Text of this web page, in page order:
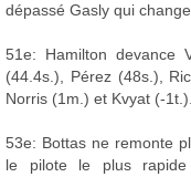
dépassé Gasly qui
51e: Hamilton devance
(44.4s.), Pérez (48s.),
Norris (1m.) et Kvyat (-1t.).
53e: Bottas ne remonte
le pilote le plus